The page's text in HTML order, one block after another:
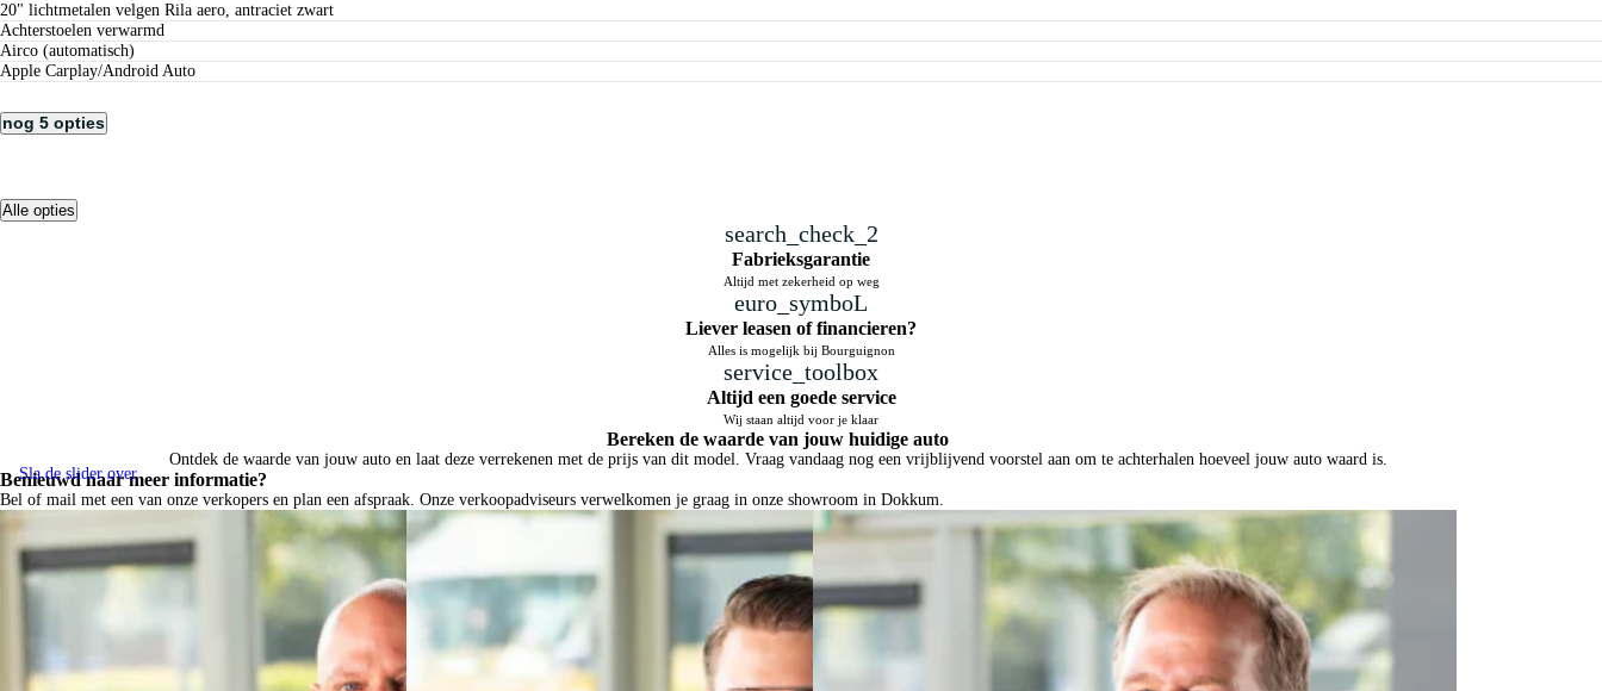
20" lichtmetalen velgen Rila aero, antraciet zwart
achterstoelen verwarmd
airco (automatisch)
Apple Carplay/Android Auto
nog 5 opties
Alle opties
search_check_2
Fabrieksgarantie
Altijd met zekerheid op weg
euro_symboL
Liever leasen of financieren?
Alles is mogelijk bij Bourguignon
service_toolbox
Altijd een goede service
Wij staan altijd voor je klaar
Bereken de waarde van jouw huidige auto
Ontdek de waarde van jouw auto en laat deze verrekenen met de prijs van dit model. Vraag vandaag nog een vrijblijvend voorstel aan om te achterhalen hoeveel jouw auto waard is.
Benieuwd naar meer informatie?
Bel of mail met een van onze verkopers en plan een afspraak. Onze verkoopadviseurs verwelkomen je graag in onze showroom in Dokkum.
Sla de slider over